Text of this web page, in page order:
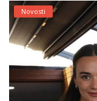
Novosti